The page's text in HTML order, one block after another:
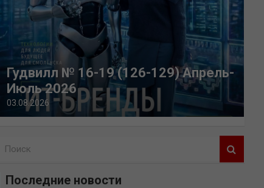
Гудвилл № 16-19 (126-129) Апрель-
Июль 2026
03.08.2026
Последние новости